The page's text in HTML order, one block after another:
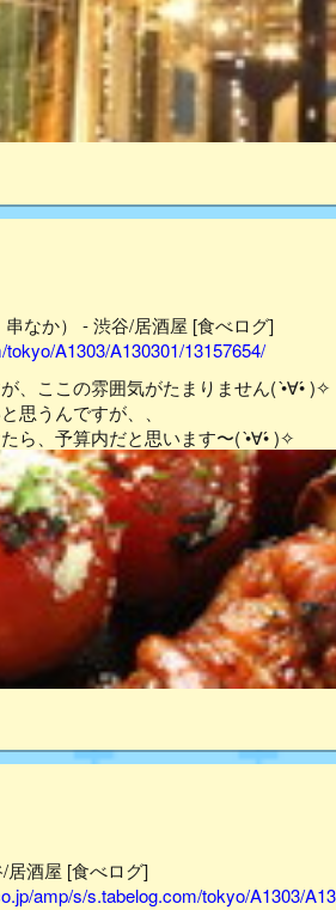
なか） - 渋谷/居酒屋 [食べログ]
A1303/A130301/13157654/
、ここの雰囲気がたまりません( •̀∀•́ )✧
思うんですが、、
ら、予算内だと思います〜( •̀∀•́ )✧
居酒屋 [食べログ]
amp/s/s.tabelog.com/tokyo/A1303/